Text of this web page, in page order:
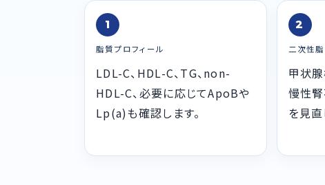
1
脂質プロフィール
LDL-C、HDL-C、TG、non-
HDL-C、必要に応じてApoBや
Lp(a)も確認します。
2
二次性
甲状
慢性腎
を見直